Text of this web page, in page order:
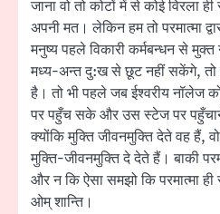
जाना वो तो कोटों में से कोई विरला
अपनी मत। लेकिन हम तो परमात्मा
मनुष्य पहले विकारी कर्मबन्धन से
मध्य-अन्त दु:ख से छूट नहीं सकेंगे,
है। तो भी पहले जब ईश्वरीय नॉलेज
पर पहुँच सके और उस स्टेज पर पहुँचाने
क्योंकि मुक्ति जीवनमुक्ति देते वह हैं,
मुक्ति-जीवनमुक्ति दे देते हैं। बाकी
और न कि ऐसा समझो कि परमात्मा
ओम् शान्ति।